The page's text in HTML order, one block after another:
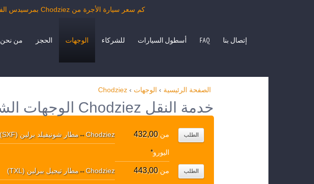
كم سعر سيارة الأجرة من Chodziez بمرسيدس الفئة E، S، حافلة صغيرة VIANO، VITO أو حافلة الدرجة السياحية.
من نحن الحجز الوجهات للشركاء أسطول السيارات FAQ إتصال بنا
الصفحة الرئيسية › الوجهات ›
Chodziez
خدمة النقل Chodziez الوجهات الشعبية
Chodziez
↔مطار شونيفيلد برلين (SXF) من432,00
اليورو*
الطلب
Chodziez
↔مطار تيجيل ببرلين (TXL) من443,00 الطلب